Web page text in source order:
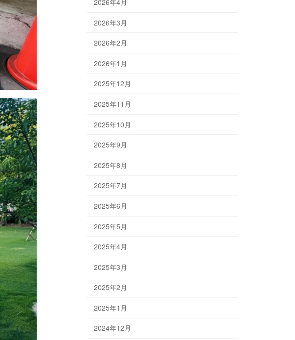
2026年3月
2026年2月
2026年1月
2025年12月
2025年11月
2025年10月
2025年9月
2025年8月
2025年7月
2025年6月
2025年5月
2025年4月
2025年3月
2025年2月
2025年1月
2024年12月